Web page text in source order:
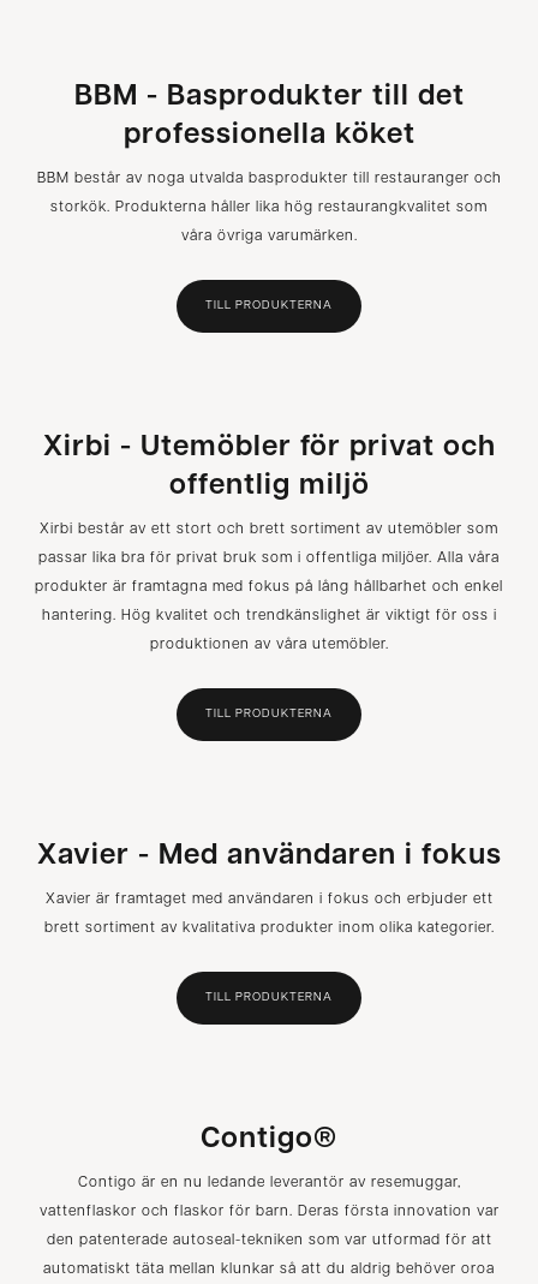
BBM - Basprodukter till det
professionella köket
BBM består av noga utvalda basprodukter till restauranger och
storkök. Produkterna håller lika hög restaurangkvalitet som
våra övriga varumärken.
TILL PRODUKTERNA
Xirbi - Utemöbler för privat och
offentlig miljö
Xirbi består av ett stort och brett sortiment av utemöbler som
passar lika bra för privat bruk som i offentliga miljöer. Alla våra
produkter är framtagna med fokus på lång hållbarhet och enkel
hantering. Hög kvalitet och trendkänslighet är viktigt för oss i
produktionen av våra utemöbler.
TILL PRODUKTERNA
Xavier - Med användaren i fokus
Xavier är framtaget med användaren i fokus och erbjuder ett
brett sortiment av kvalitativa produkter inom olika kategorier.
TILL PRODUKTERNA
Contigo®
Contigo är en nu ledande leverantör av resemuggar,
vattenflaskor och flaskor för barn. Deras första innovation var
den patenterade autoseal-tekniken som var utformad för att
automatiskt täta mellan klunkar så att du aldrig behöver oroa